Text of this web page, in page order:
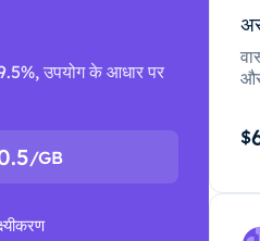
उपयोग के आधार पर
/GB
$